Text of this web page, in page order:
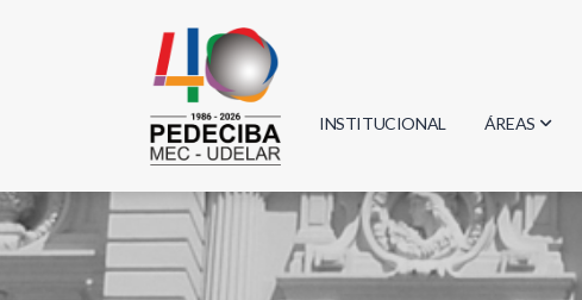
INSTITUCIONAL ÁREAS
Biología
Física
Geociencias